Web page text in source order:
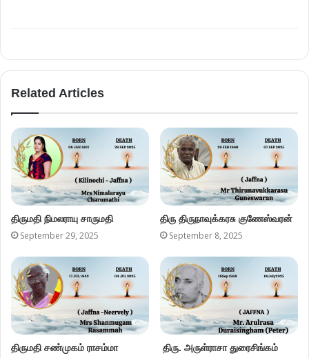
Related Articles
திருமதி நிமலராயு சாருமதி
September 29, 2025
திரு திருநாவுக்கரசு குணேஸ்வரன்
September 8, 2025
திருமதி சண்முகம் ராசம்மா திரு. அருள்ராசா துரைசிங்கம்